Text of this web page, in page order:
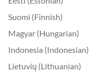
Suomi (Finnish)
Magyar (Hungarian)
Indonesia (Indonesian)
Lietuvių (Lithuanian)